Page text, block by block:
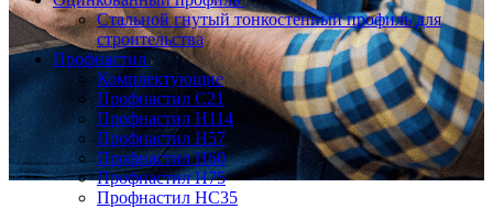
Стальной гнутый тонкостенный профиль для
строительства
Профнастил
Комплектующие
Профнастил C21
Профнастил Н114
Профнастил Н57
Профнастил Н60
Профнастил Н75
Профнастил НС35